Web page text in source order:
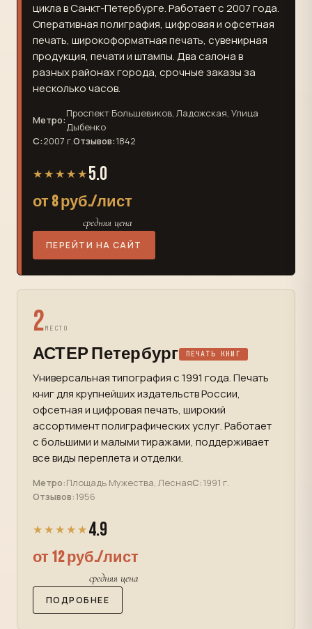
цикла в Санкт-Петербурге. Работает с 2007 года.
Оперативная полиграфия, цифровая и офсетная
печать, широкоформатная печать, сувенирная
продукция, печати и штампы. Два салона в
разных районах города, срочные заказы за
несколько часов.
Метро:
Проспект Большевиков, Ладожская, Улица
Дыбенко
С:2007 г.Отзывов:1842
★★★★★ 5.0
от 8 руб./лист
средняя цена
ПЕРЕЙТИ НА САЙТ
2МЕСТО
АСТЕР Петербург ПЕЧАТЬ КНИГ
Универсальная типография с 1991 года. Печать
книг для крупнейших издательств России,
офсетная и цифровая печать, широкий
ассортимент полиграфических услуг. Работает
с большими и малыми тиражами, поддерживает
все виды переплета и отделки.
Метро:Площадь Мужества, ЛеснаяС:1991 г.
Отзывов:1956
★★★★★ 4.9
от 12 руб./лист
средняя цена
ПОДРОБНЕЕ